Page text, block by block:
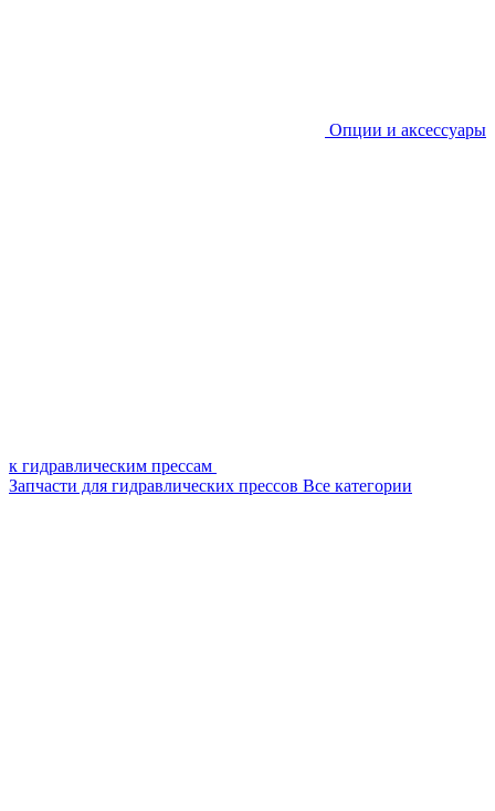
Опции и аксессуары
к гидравлическим прессам
Запчасти для гидравлических прессов Все категории